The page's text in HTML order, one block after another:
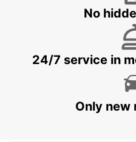
ODENSE - IKC
HERNING - IKC
No
24/7 service in
Only new